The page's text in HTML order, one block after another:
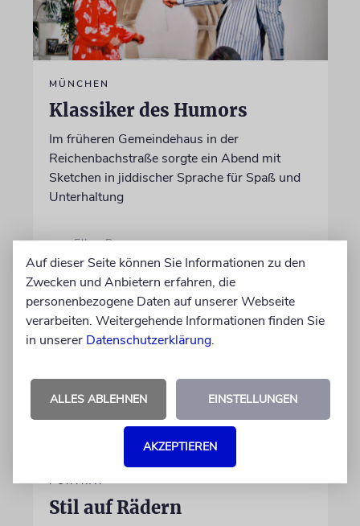
MÜNCHEN
Klassiker des Humors
Im früheren Gemeindehaus in der
Reichenbachstraße sorgte ein Abend mit
Sketchen in jiddischer Sprache für Spaß und
Unterhaltung
von Ellen Presser
09.08.2026
PORTRÄT
Stil auf Rädern
Auf dieser Seite können Sie Informationen zu den
Zwecken und Anbietern erfahren, die
personenbezogene Daten auf unserer Webseite
verarbeiten. Weitergehende Informationen finden Sie
in unserer Datenschutzerklärung.
ALLES ABLEHNEN EINSTELLUNGEN
AKZEPTIEREN